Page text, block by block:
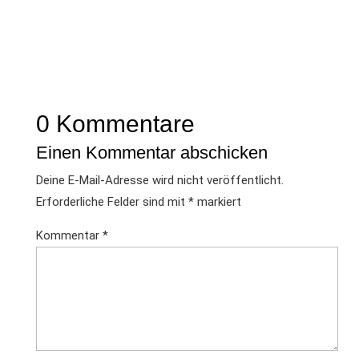
0 Kommentare
Einen Kommentar abschicken
Deine E-Mail-Adresse wird nicht veröffentlicht.
Erforderliche Felder sind mit *markiert
Kommentar *